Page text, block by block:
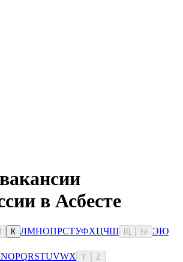
в Асбесте
К ЛМНОПРСТУФХЦЧШ Ы ЭЮ
NOPQRSTUVWX Y Z